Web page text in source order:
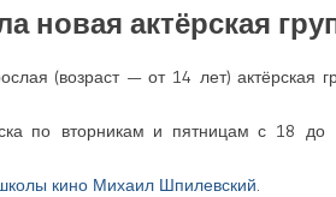
новая актёрская
(возраст — от 14 лет) актёрская
по вторникам и пятницам с 18 до
кино Михаил Шпилевский.